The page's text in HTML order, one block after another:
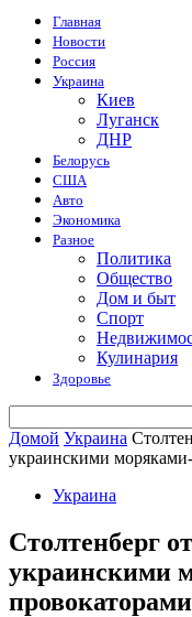
Главная
Новости
Россия
Украина
Киев
Луганск
ДНР
Белорусь
США
Авто
Экономика
Разное
Политика
Общество
Дом и быт
Спорт
Кулинария
Здоровье
Домой Украина
украинскими
Украина
Столтенберг
украинскими
провокаторами